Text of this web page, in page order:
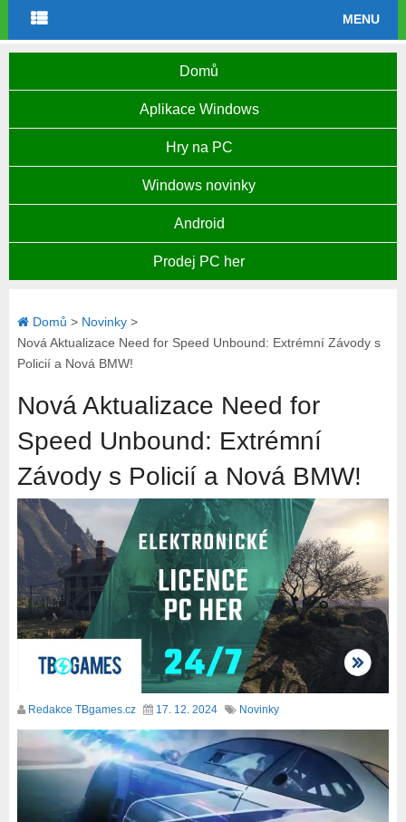
MENU
Domů
Aplikace Windows
Hry na PC
Windows novinky
Android
Prodej PC her
Domů > Novinky>
Nová Aktualizace Need for Speed Unbound: Extrémní Závody s
Policií a Nová BMW!
Nová Aktualizace Need for
Speed Unbound: Extrémní
Závody s Policií a Nová BMW!
Redakce TBgames.cz 17. 12. 2024 Novinky